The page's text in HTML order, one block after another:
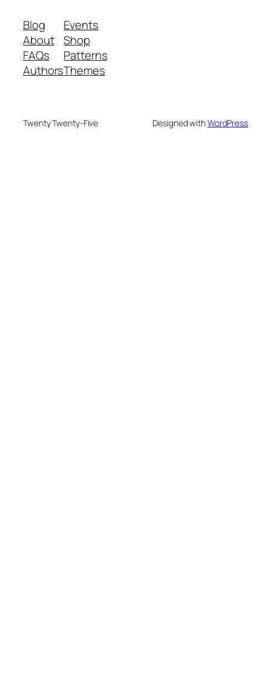
Blog
About
FAQs
Authors
Events
Shop
Patterns
Themes
Twenty Twenty-Five Designed withWordPress